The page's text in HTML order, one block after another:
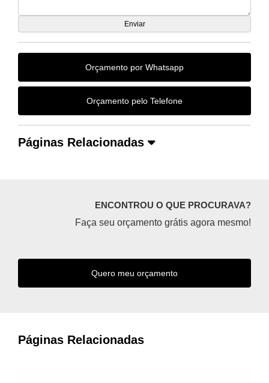
Orçamento por Whatsapp
Orçamento pelo Telefone
Páginas Relacionadas
ENCONTROU O QUE PROCURAVA?
Faça seu orçamento grátis agora mesmo!
Quero meu orçamento
Páginas Relacionadas